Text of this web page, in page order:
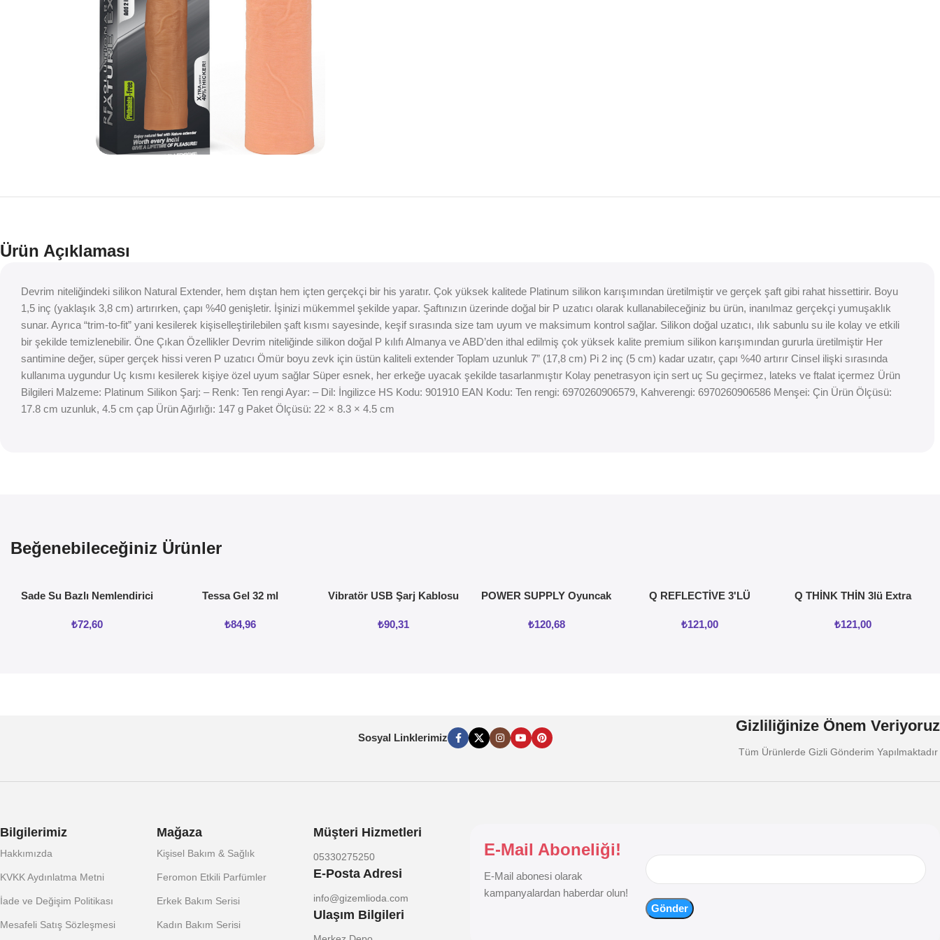
Ürün Açıklaması
Devrim niteliğindeki silikon Natural Extender, hem dıştan hem içten gerçekçi bir his yaratır. Çok yüksek kalitede Platinum silikon karışımından üretilmiştir ve gerçek şaft gibi rahat hissettirir. Boyu
1,5 inç (yaklaşık 3,8 cm) artırırken, çapı %40 genişletir. İşinizi mükemmel şekilde yapar. Şaftınızın üzerinde doğal bir P uzatıcı olarak kullanabileceğiniz bu ürün, inanılmaz gerçekçi yumuşaklık
sunar. Ayrıca “trim-to-fit” yani kesilerek kişiselleştirilebilen şaft kısmı sayesinde, keşif sırasında size tam uyum ve maksimum kontrol sağlar. Silikon doğal uzatıcı, ılık sabunlu su ile kolay ve etkili
bir şekilde temizlenebilir. Öne Çıkan Özellikler Devrim niteliğinde silikon doğal P kılıfı Almanya ve ABD’den ithal edilmiş çok yüksek kalite premium silikon karışımından gururla üretilmiştir Her
santimine değer, süper gerçek hissi veren P uzatıcı Ömür boyu zevk için üstün kaliteli extender Toplam uzunluk 7” (17,8 cm) Pi 2 inç (5 cm) kadar uzatır, çapı %40 artırır Cinsel ilişki sırasında
kullanıma uygundur Uç kısmı kesilerek kişiye özel uyum sağlar Süper esnek, her erkeğe uyacak şekilde tasarlanmıştır Kolay penetrasyon için sert uç Su geçirmez, lateks ve ftalat içermez Ürün
Bilgileri Malzeme: Platinum Silikon Şarj: – Renk: Ten rengi Ayar: – Dil: İngilizce HS Kodu: 901910 EAN Kodu: Ten rengi: 6970260906579, Kahverengi: 6970260906586 Menşei: Çin Ürün Ölçüsü:
17.8 cm uzunluk, 4.5 cm çap Ürün Ağırlığı: 147 g Paket Ölçüsü: 22 × 8.3 × 4.5 cm
Beğenebileceğiniz Ürünler
Sade Su Bazlı Nemlendirici
₺72,60
Tessa Gel 32 ml
₺84,96
Vibratör USB Şarj Kablosu
₺90,31
POWER SUPPLY Oyuncak
₺120,68
Q REFLECTİVE 3'LÜ
PREZERVATİF
₺121,00
Q THİNK THİN 3lü Extra
₺121,00
Sosyal Linklerimiz
Gizliliğinize Önem Veriyoruz
Tüm Ürünlerde Gizli Gönderim Yapılmaktadır
Bilgilerimiz
Hakkımızda
KVKK Aydınlatma Metni
İade ve Değişim Politikası
Mesafeli Satış Sözleşmesi
Mağaza
Kişisel Bakım & Sağlık
Feromon Etkili Parfümler
Erkek Bakım Serisi
Kadın Bakım Serisi
Müşteri Hizmetleri
05330275250
E-Posta Adresi
info@gizemlioda.com
Ulaşım Bilgileri
E-Mail Aboneliği!
E-Mail abonesi olarak
kampanyalardan haberdar olun!